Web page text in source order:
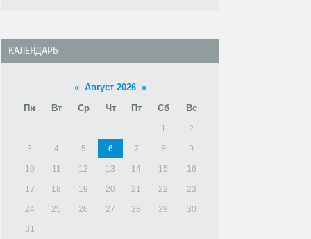
КАЛЕНДАРЬ
« Август 2026 »
Пн
Вт Ср Чт Пт Сб Вс
1 2
3 4 5 6 7 8 9
10 11 12 13 14 15 16
17 18 19 20 21 22 23
24 25 26 27 28 29 30
31